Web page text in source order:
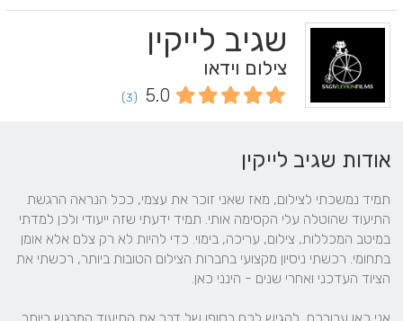
שגיב לייקין
צילום וידאו
5.0
(3)
אודות שגיב לייקין